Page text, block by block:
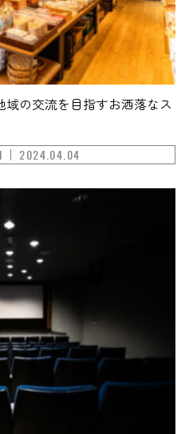
域の交流を目指すお洒落なス
2024.04.04